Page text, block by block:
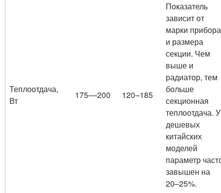
Теплоотдача,
Вт
175––200 120–185
Показатель
зависит от
марки прибора
и размера
секции. Чем
выше и
радиатор, тем
больше
секционная
теплоотдача. У
дешевых
китайских
моделей
параметр
завышен на
20–25%.